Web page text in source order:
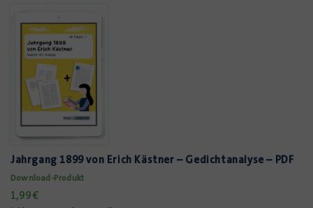
Jahrgang 1899 von Erich Kästner – Gedichtanalyse – PDF
Download-Produkt
1,99€